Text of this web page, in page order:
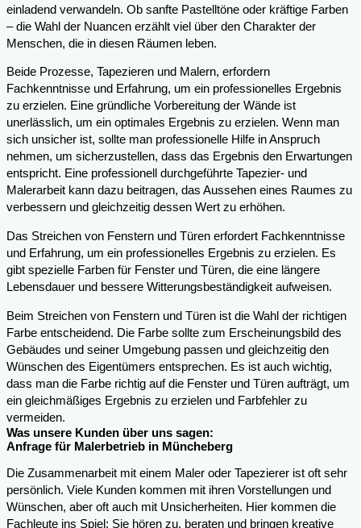
einladend verwandeln. Ob sanfte Pastelltöne oder kräftige Farben
– die Wahl der Nuancen erzählt viel über den Charakter der
Menschen, die in diesen Räumen leben.
Beide Prozesse, Tapezieren und Malern, erfordern
Fachkenntnisse und Erfahrung, um ein professionelles Ergebnis
zu erzielen. Eine gründliche Vorbereitung der Wände ist
unerlässlich, um ein optimales Ergebnis zu erzielen. Wenn man
sich unsicher ist, sollte man professionelle Hilfe in Anspruch
nehmen, um sicherzustellen, dass das Ergebnis den Erwartungen
entspricht. Eine professionell durchgeführte Tapezier- und
Malerarbeit kann dazu beitragen, das Aussehen eines Raumes zu
verbessern und gleichzeitig dessen Wert zu erhöhen.
Das Streichen von Fenstern und Türen erfordert Fachkenntnisse
und Erfahrung, um ein professionelles Ergebnis zu erzielen. Es
gibt spezielle Farben für Fenster und Türen, die eine längere
Lebensdauer und bessere Witterungsbeständigkeit aufweisen.
Beim Streichen von Fenstern und Türen ist die Wahl der richtigen
Farbe entscheidend. Die Farbe sollte zum Erscheinungsbild des
Gebäudes und seiner Umgebung passen und gleichzeitig den
Wünschen des Eigentümers entsprechen. Es ist auch wichtig,
dass man die Farbe richtig auf die Fenster und Türen aufträgt, um
ein gleichmäßiges Ergebnis zu erzielen und Farbfehler zu
vermeiden.
Was unsere Kunden über uns sagen:
Anfrage für Malerbetrieb in Müncheberg
Die Zusammenarbeit mit einem Maler oder Tapezierer ist oft sehr
persönlich. Viele Kunden kommen mit ihren Vorstellungen und
Wünschen, aber oft auch mit Unsicherheiten. Hier kommen die
Fachleute ins Spiel: Sie hören zu, beraten und bringen kreative